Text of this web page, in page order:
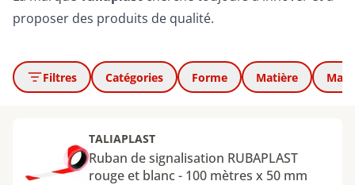
proposer des produits de qualité.
Filtres Catégories Forme Matière
TALIAPLAST
Ruban de signalisation RUBAPLAST
rouge et blanc - 100 mètres x 50 mm